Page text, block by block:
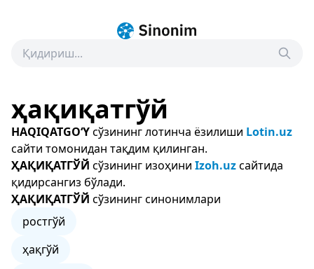
ҳақиқатгўй
HAQIQATGO‘Yсўзининг лотинча ёзилиши Lotin.uz
сайти томонидан тақдим қилинган.
ҲАҚИҚАТГЎЙ сўзининг изоҳини Izoh.uzсайтида
қидирсангиз бўлади.
ҲАҚИҚАТГЎЙ сўзининг синонимлари
ростгўй
ҳақгўй